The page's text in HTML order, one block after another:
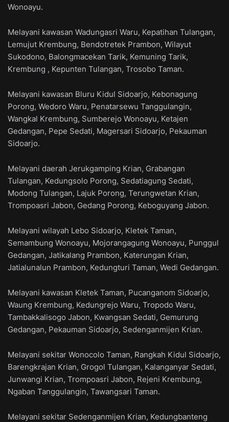
Wonoayu.
Melayani kawasan Wadungasri Waru, Kepatihan Tulangan,
Lemujut Krembung, Bendotretek Prambon, Wilayut
Sukodono, Balongmacekan Tarik, Kemuning Tarik,
Krembung , Kepunten Tulangan, Trosobo Taman.
Melayani kawasan Bluru Kidul Sidoarjo, Kebonagung
Porong, Wedoro Waru, Penatarsewu Tanggulangin,
Wangkal Krembung, Sumberejo Wonoayu, Ketajen
Gedangan, Pepe Sedati, Magersari Sidoarjo, Pekauman
Sidoarjo.
Melayani daerah Jerukgamping Krian, Grabangan
Tulangan, Kedungsolo Porong, Sedatiagung Sedati,
Modong Tulangan, Lajuk Porong, Terungwetan Krian,
Trompoasri Jabon, Gedang Porong, Keboguyang Jabon.
Melayani wilayah Lebo Sidoarjo, Kletek Taman,
Semambung Wonoayu, Mojorangagung Wonoayu, Punggul
Gedangan, Jatikalang Prambon, Katerungan Krian,
Jatialunalun Prambon, Kedungturi Taman, Wedi Gedangan.
Melayani kawasan Kletek Taman, Pucanganom Sidoarjo,
Waung Krembung, Kedungrejo Waru, Tropodo Waru,
Tambakkalisogo Jabon, Kwangsan Sedati, Gemurung
Gedangan, Pekauman Sidoarjo, Sedenganmijen Krian.
Melayani sekitar Wonocolo Taman, Rangkah Kidul Sidoarjo,
Barengkrajan Krian, Grogol Tulangan, Kalanganyar Sedati,
Junwangi Krian, Trompoasri Jabon, Rejeni Krembung,
Ngaban Tanggulangin, Tawangsari Taman.
Melayani sekitar Sedenganmijen Krian, Kedungbanteng